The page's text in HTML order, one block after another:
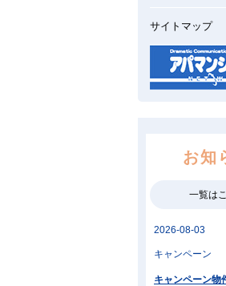
サイトマップ
お知
一覧は